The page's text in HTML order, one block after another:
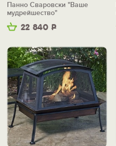
22 840 Р
Панно Сваровски "Ваше
мудрейшество"